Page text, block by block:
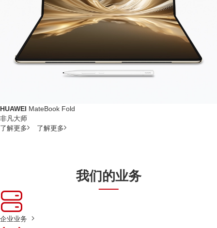
HUAWEI MateBook Fold
非凡大师
了解更多
了解更多
我们的业务
企业业务